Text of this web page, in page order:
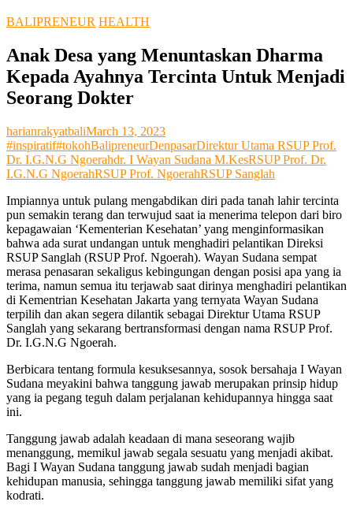
BALIPRENEUR HEALTH
Anak Desa yang Menuntaskan Dharma
Kepada Ayahnya Tercinta Untuk Menjadi
Seorang Dokter
harianrakyatbaliMarch 13, 2023
#inspiratif#tokohBalipreneurDenpasarDirektur Utama RSUP Prof.
Dr. I.G.N.G Ngoerahdr. I Wayan Sudana M.KesRSUP Prof. Dr.
I.G.N.G NgoerahRSUP Prof. NgoerahRSUP Sanglah
Impiannya untuk pulang mengabdikan diri pada tanah lahir tercinta
pun semakin terang dan terwujud saat ia menerima telepon dari biro
kepagawaian ‘Kementerian Kesehatan’ yang menginformasikan
bahwa ada surat undangan untuk menghadiri pelantikan Direksi
RSUP Sanglah (RSUP Prof. Ngoerah). Wayan Sudana sempat
merasa penasaran sekaligus kebingungan dengan posisi apa yang ia
terima, namun semua itu terjawab saat dirinya menghadiri pelantikan
di Kementrian Kesehatan Jakarta yang ternyata Wayan Sudana
terpilih dan akan segera dilantik sebagai Direktur Utama RSUP
Sanglah yang sekarang bertransformasi dengan nama RSUP Prof.
Dr. I.G.N.G Ngoerah.
Berbicara tentang formula kesuksesannya, sosok bersahaja I Wayan
Sudana meyakini bahwa tanggung jawab merupakan prinsip hidup
yang ia pegang teguh dalam perjalanan kehidupannya hingga saat
ini.
Tanggung jawab adalah keadaan di mana seseorang wajib
menanggung, memikul jawab segala sesuatu yang menjadi akibat.
Bagi I Wayan Sudana tanggung jawab sudah menjadi bagian
kehidupan manusia, sehingga tanggung jawab memiliki sifat yang
kodrati.